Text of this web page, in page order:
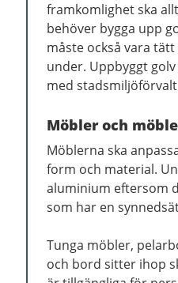
framkomlighet ska
behöver bygga upp
måste också vara
under. Uppbyggt
med
Möbler och
Möblerna ska
form och material.
aluminium eftersom
som har en
Tunga möbler,
och bord sitter ihop